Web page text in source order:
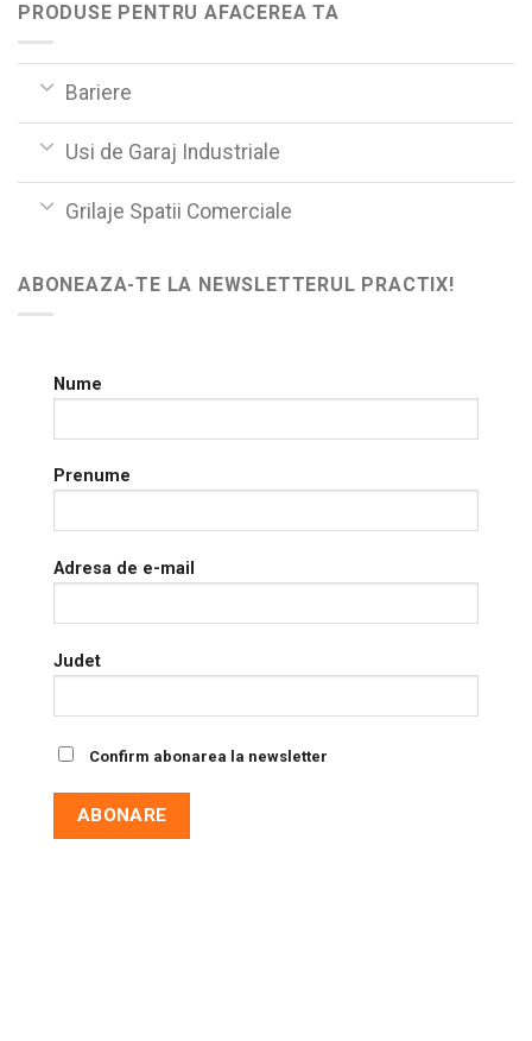
PRODUSE PENTRU AFACEREA TA
Bariere
Usi de Garaj Industriale
Grilaje Spatii Comerciale
ABONEAZA-TE LA NEWSLETTERUL PRACTIX!
Nume
Prenume
Adresa de e-mail
Judet
Confirm abonarea la newsletter